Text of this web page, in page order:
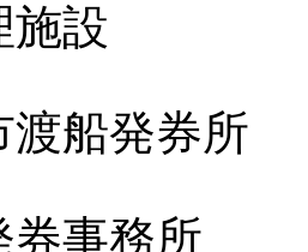
施設
渡船発券所
券事務所